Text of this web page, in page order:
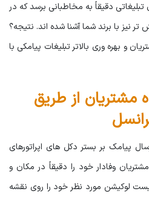
دقیقاً به مخاطبانی برسد که در
نیز با برند شما آشنا شده اند. نتیجه؟
و بهره وری بالاتر تبلیغات پیامکی با
مشتریان از طریق
پیامک بر بستر دکل های اپراتورهای
وفادار خود را دقیقاً در مکان و
لوکیشن مورد نظر خود را روی نقشه